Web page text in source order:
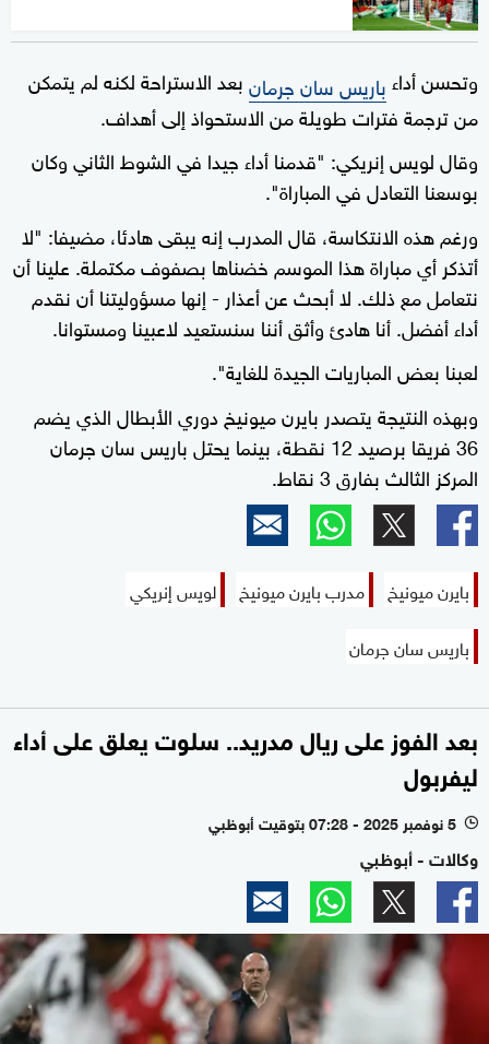
وتحسن أداء باريس سان جرمانبعد الاستراحة لكنه لم يتمكن
من ترجمة فترات طويلة من الاستحواذ إلى أهداف.
وقال لويس إنريكي: "قدمنا أداء جيدا في الشوط الثاني وكان
بوسعنا التعادل في المباراة".
ورغم هذه الانتكاسة، قال المدرب إنه يبقى هادئا، مضيفا: "لا
أتذكر أي مباراة هذا الموسم خضناها بصفوف مكتملة. علينا أن
نتعامل مع ذلك. لا أبحث عن أعذار - إنها مسؤوليتنا أن نقدم
أداء أفضل. أنا هادئ وأثق أننا سنستعيد لاعبينا ومستوانا.
لعبنا بعض المباريات الجيدة للغاية".
وبهذه النتيجة يتصدر بايرن ميونيخ دوري الأبطال الذي يضم
36 فريقا برصيد 12 نقطة، بينما يحتل باريس سان جرمان
المركز الثالث بفارق 3 نقاط.
بايرن ميونيخ مدرب بايرن ميونيخ
لويس إنريكي
باريس سان جرمان
بعد الفوز على ريال مدريد.. سلوت يعلق على أداء
ليفربول
l 5 نوفمبر 2025 - 07:28 بتوقيت أبوظبي
وكالات - أبوظبي